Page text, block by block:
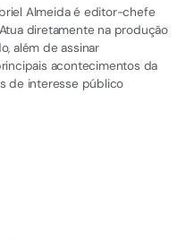
Almeida é editor-chefe
diretamente na produção
além de assinar
acontecimentos da
de interesse público